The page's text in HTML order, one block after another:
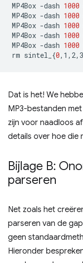
MP4Box -dash 1000
MP4Box -dash 1000
MP4Box -dash 1000
MP4Box -dash 1000
MP4Box -dash 1000
rm sintel_ {0
Dat is het! We
MP3-bestanden
zijn voor naadloos
details over hoe die
Bijlage B:
parseren
Net zoals het
parseren van de
geen
Hieronder